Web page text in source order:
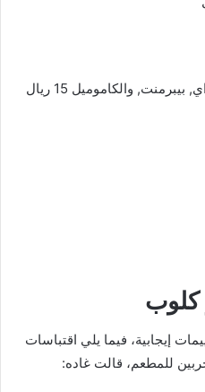
والكاموميل 15 ريال
كلوب
إيجابية، فيما يلي اقتباسات
للمطعم، قالت غاده: